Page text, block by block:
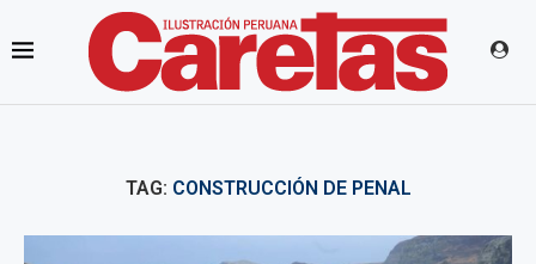
TAG: CONSTRUCCIÓN DE PENAL